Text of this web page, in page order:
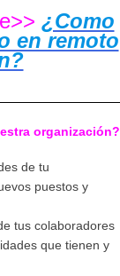
¿Como
en remoto
organización?
de tu
puestos y
tus colaboradores
que tienen y